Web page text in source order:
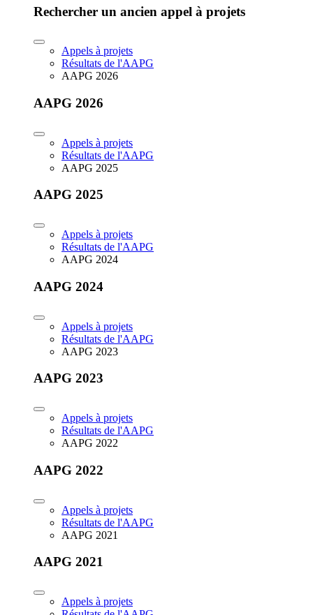
Rechercher un ancien appel à projets
Appels à projets
Résultats de l'AAPG
AAPG 2026
AAPG 2026
Appels à projets
Résultats de l'AAPG
AAPG 2025
AAPG 2025
Appels à projets
Résultats de l'AAPG
AAPG 2024
AAPG 2024
Appels à projets
Résultats de l'AAPG
AAPG 2023
AAPG 2023
Appels à projets
Résultats de l'AAPG
AAPG 2022
AAPG 2022
Appels à projets
Résultats de l'AAPG
AAPG 2021
AAPG 2021
Appels à projets